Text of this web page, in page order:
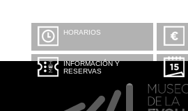
HORARIOS
INFORMACIÓN Y
RESERVAS